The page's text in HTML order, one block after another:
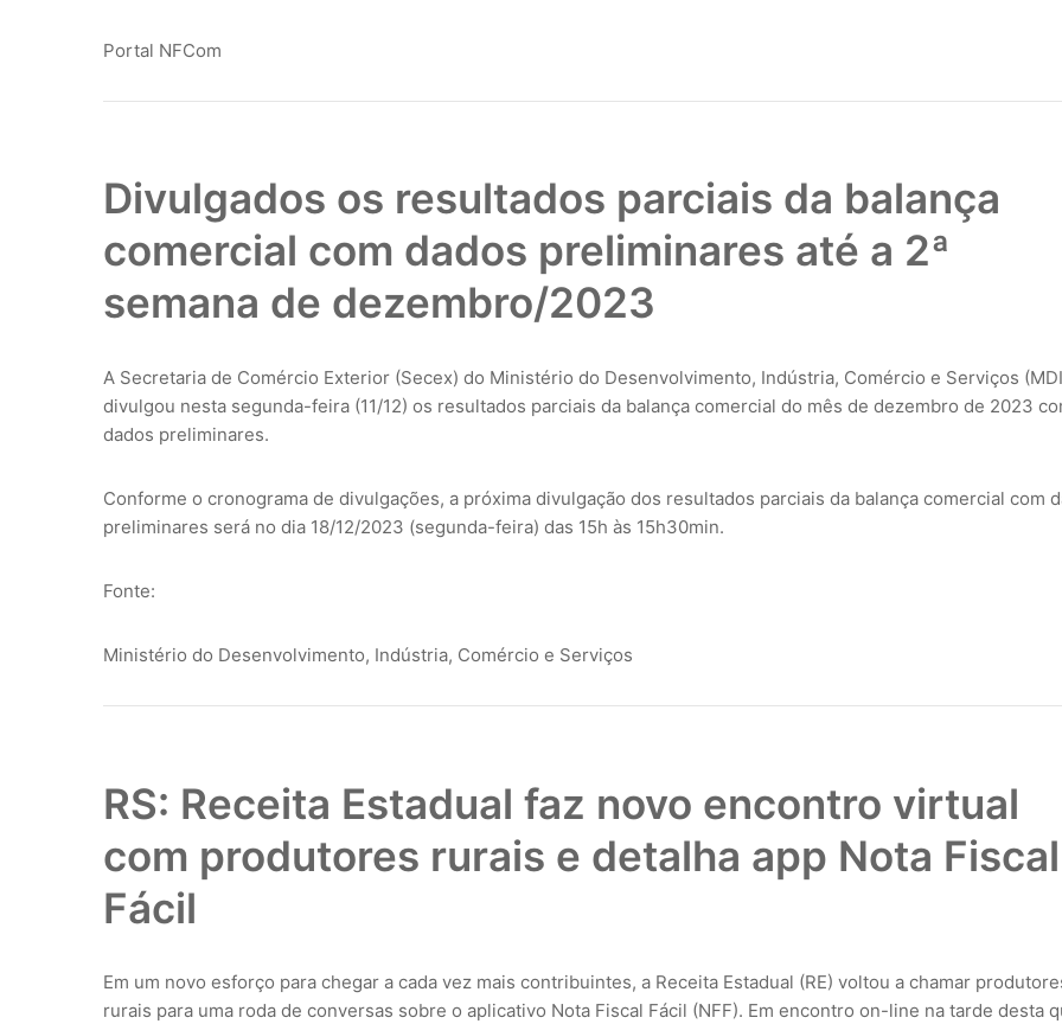
Portal NFCom
Divulgados os resultados parciais da balança
comercial com dados preliminares até a 2ª
semana de dezembro/2023
A Secretaria de Comércio Exterior (Secex) do Ministério do Desenvolvimento, Indústria, Comércio e Serviços
divulgou nesta segunda-feira (11/12) os resultados parciais da balança comercial do mês de dezembro de 2023
dados preliminares.
Conforme o cronograma de divulgações, a próxima divulgação dos resultados parciais da balança comercial com
preliminares será no dia 18/12/2023 (segunda-feira) das 15h às 15h30min.
Fonte:
Ministério do Desenvolvimento, Indústria, Comércio e Serviços
RS: Receita Estadual faz novo encontro virtual
com produtores rurais e detalha app Nota Fiscal
Fácil
Em um novo esforço para chegar a cada vez mais contribuintes, a Receita Estadual (RE) voltou a chamar
rurais para uma roda de conversas sobre o aplicativo Nota Fiscal Fácil (NFF). Em encontro on-line na tarde desta